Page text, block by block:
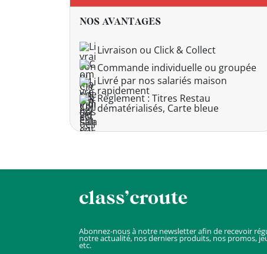
NOS AVANTAGES
Livraison ou Click & Collect
Commande individuelle ou groupée
Livré par nos salariés maison
rapidement
Règlement : Titres Restau
dématérialisés, Carte bleue
class’croute
Abonnez-nous à notre newsletter afin de recevoir
notre actualité, nos derniers produits, nos promos,
etc.